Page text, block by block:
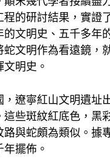
程的研討結果，實證
的文明史、五千多年
蛇文明作為看遠鏡，
明史。
，遼寧紅山文明遺址
這些斑紋紅底色，黑
路與蛇頗為類似。據
擺佈。